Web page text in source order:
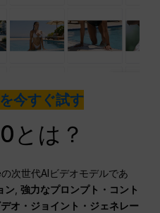
今すぐ試す
とは？
次世代AIビデオモデルであ
ン ,強力なプロンプト・コント
オ・ジョイント・ジェネレー